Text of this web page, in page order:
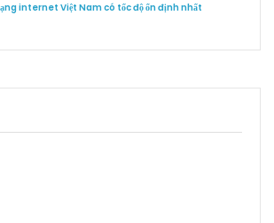
internet Việt Nam có tốc độ ổn định nhất